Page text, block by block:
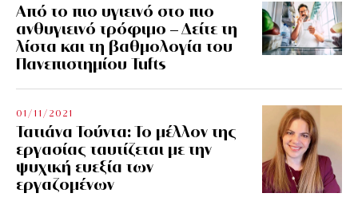
Από το πιο υγιεινό στο πιο
ανθυγιεινό τρόφιμο – Δείτε τη
λίστα και τη βαθμολογία του
Πανεπιστημίου Tufts
01/11/2021
Τατιάνα Τούντα: Το μέλλον της
εργασίας ταυτίζεται με την
ψυχική ευεξία των
εργαζομένων